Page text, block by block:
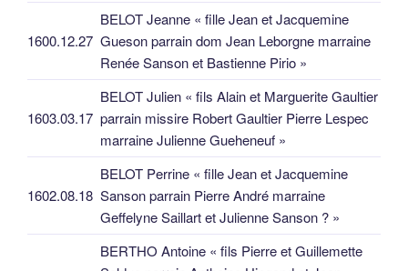
1600.12.27
BELOT Jeanne « fille Jean et Jacquemine
Gueson parrain dom Jean Leborgne marraine
Renée Sanson et Bastienne Pirio »
1603.03.17
BELOT Julien « fils Alain et Marguerite Gaultier
parrain missire Robert Gaultier Pierre Lespec
marraine Julienne Gueheneuf »
1602.08.18
BELOT Perrine « fille Jean et Jacquemine
Sanson parrain Pierre André marraine
Geffelyne Saillart et Julienne Sanson ? »
BERTHO Antoine « fils Pierre et Guillemette